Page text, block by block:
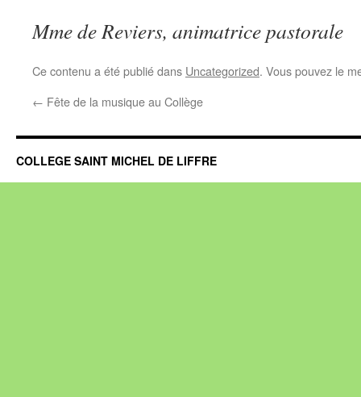
Mme de Reviers, animatrice pastorale
Ce contenu a été publié dans Uncategorized. Vous pouvez le
← Fête de la musique au Collège
COLLEGE SAINT MICHEL DE LIFFRE